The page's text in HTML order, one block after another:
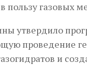
пользу газовых
утвердило
проведение
и